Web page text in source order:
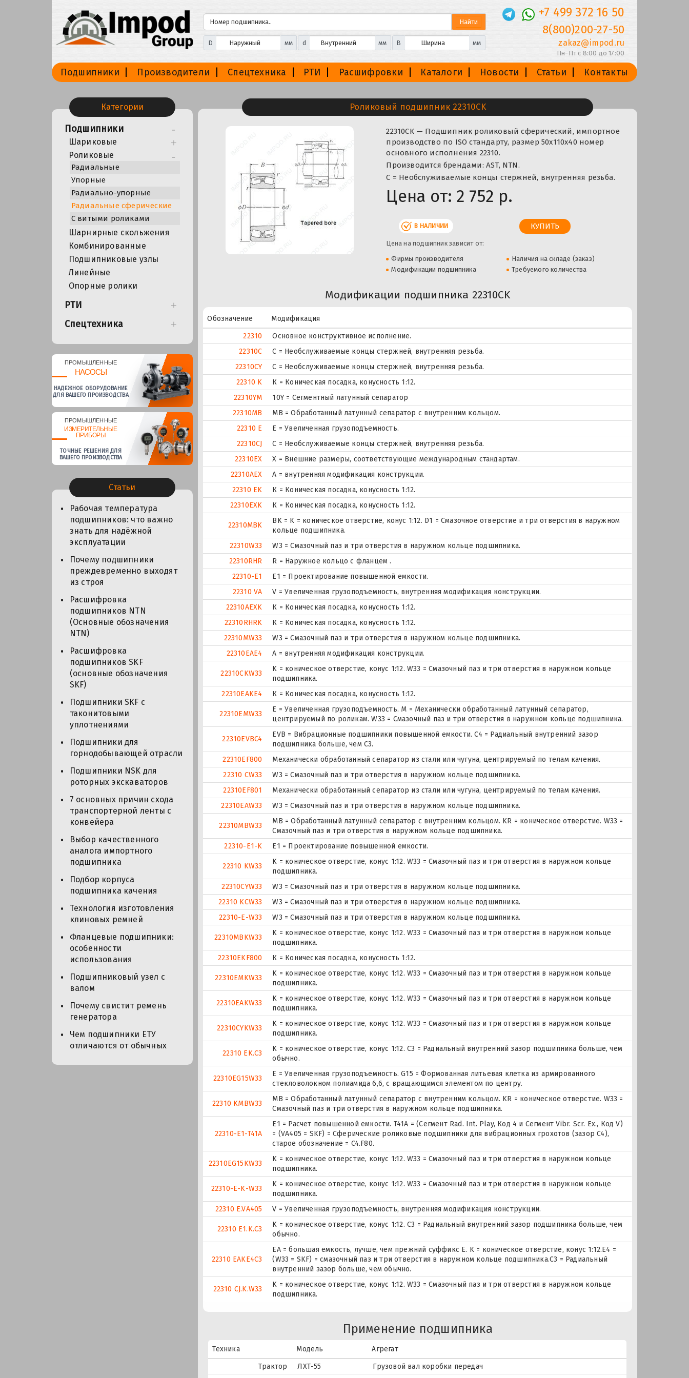
D мм d мм B мм
+7 499 372 16 50
8(800)200-27-50
zakaz@impod.ru
Пн-Пт с 8:00 до 17:00
Подшипники Производители Спецтехника РТИ Расшифровки Каталоги Новости Статьи Контакты
Категории
Подшипники
Шариковые
Роликовые
Радиальные
Упорные
Радиально-упорные
Радиальные сферические
С витыми роликами
Шарнирные скольжения
Комбинированные
Подшипниковые узлы
Линейные
Опорные ролики
РТИ
Спецтехника
ПРОМЫШЛЕННЫЕ
НАСОСЫ
НАДЕЖНОЕ ОБОРУДОВАНИЕ
ДЛЯ ВАШЕГО ПРОИЗВОДСТВА
ПРОМЫШЛЕННЫЕ
ИЗМЕРИТЕЛЬНЫЕ
ПРИБОРЫ
ТОЧНЫЕ РЕШЕНИЯ ДЛЯ
ВАШЕГО ПРОИЗВОДСТВА
Статьи
Рабочая температура
подшипников: что важно
знать для надёжной
эксплуатации
Почему подшипники
преждевременно выходят
из строя
Расшифровка
подшипников NTN
(Основные обозначения
NTN)
Расшифровка
подшипников SKF
(основные обозначения
SKF)
Подшипники SKF с
таконитовыми
уплотнениями
Подшипники для
горнодобывающей отрасли
Подшипники NSK для
роторных экскаваторов
7 основных причин схода
транспортерной ленты с
конвейера
Выбор качественного
аналога импортного
подшипника
Подбор корпуса
подшипника качения
Технология изготовления
клиновых ремней
Фланцевые подшипники:
особенности
использования
Подшипниковый узел с
валом
Почему свистит ремень
генератора
Чем подшипники ЕТУ
отличаются от обычных
Роликовый подшипник 22310CK
22310CK — Подшипник роликовый сферический, импортное
производство по ISO стандарту, размер 50x110x40 номер
основного исполнения 22310.
Производится брендами: AST, NTN.
С = Необслуживаемые концы стержней, внутренняя резьба.
Цена от: 2 752 р.
В НАЛИЧИИ
Цена на подшипник зависит от:
Фирмы производителя
Наличия на складе (заказ)
Модификации подшипника
Требуемого количества
Модификации подшипника 22310CK
Обозначение
Модификация
22310
Основное конструктивное исполнение.
22310C
С = Необслуживаемые концы стержней, внутренняя резьба.
22310CY
С = Необслуживаемые концы стержней, внутренняя резьба.
22310 K
К = Коническая посадка, конусность 1:12.
22310YM
10Y = Сегментный латунный сепаратор
22310MB
MB = Обработанный латунный сепаратор с внутренним кольцом.
22310 E
Е = Увеличенная грузоподъемность.
22310CJ
С = Необслуживаемые концы стержней, внутренняя резьба.
22310EX
X = Внешние размеры, соответствующие международным стандартам.
22310AEX
A = внутренняя модификация конструкции.
22310 EK
К = Коническая посадка, конусность 1:12.
22310EXK
К = Коническая посадка, конусность 1:12.
22310MBK
BK = K = коническое отверстие, конус 1:12. D1 = Смазочное отверстие и три отверстия в наружном
кольце подшипника.
22310W33
W3 = Смазочный паз и три отверстия в наружном кольце подшипника.
22310RHR
R = Наружное кольцо с фланцем .
22310-E1
E1 = Проектирование повышенной емкости.
22310 VA
V = Увеличенная грузоподъемность, внутренняя модификация конструкции.
22310AEXK
К = Коническая посадка, конусность 1:12.
22310RHRK
К = Коническая посадка, конусность 1:12.
22310MW33
W3 = Смазочный паз и три отверстия в наружном кольце подшипника.
22310EAE4
A = внутренняя модификация конструкции.
22310CKW33
K = коническое отверстие, конус 1:12. W33 = Смазочный паз и три отверстия в наружном кольце
подшипника.
22310EAKE4
К = Коническая посадка, конусность 1:12.
22310EMW33
E = Увеличенная грузоподъемность. М = Механически обработанный латунный сепаратор,
центрируемый по роликам. W33 = Смазочный паз и три отверстия в наружном кольце подшипника.
22310EVBC4
EVB = Вибрационные подшипники повышенной емкости. C4 = Радиальный внутренний зазор
подшипника больше, чем C3.
22310EF800
Механически обработанный сепаратор из стали или чугуна, центрируемый по телам качения.
22310 CW33
W3 = Смазочный паз и три отверстия в наружном кольце подшипника.
22310EF801
Механически обработанный сепаратор из стали или чугуна, центрируемый по телам качения.
22310EAW33
W3 = Смазочный паз и три отверстия в наружном кольце подшипника.
22310MBW33
MB = Обработанный латунный сепаратор с внутренним кольцом. KR = коническое отверстие. W33 =
Смазочный паз и три отверстия в наружном кольце подшипника.
22310-E1-K
E1 = Проектирование повышенной емкости.
22310 KW33
K = коническое отверстие, конус 1:12. W33 = Смазочный паз и три отверстия в наружном кольце
подшипника.
22310CYW33
W3 = Смазочный паз и три отверстия в наружном кольце подшипника.
22310 KCW33
W3 = Смазочный паз и три отверстия в наружном кольце подшипника.
22310-E-W33
W3 = Смазочный паз и три отверстия в наружном кольце подшипника.
22310MBKW33
K = коническое отверстие, конус 1:12. W33 = Смазочный паз и три отверстия в наружном кольце
подшипника.
22310EKF800
К = Коническая посадка, конусность 1:12.
22310EMKW33
K = коническое отверстие, конус 1:12. W33 = Смазочный паз и три отверстия в наружном кольце
подшипника.
22310EAKW33
K = коническое отверстие, конус 1:12. W33 = Смазочный паз и три отверстия в наружном кольце
подшипника.
22310CYKW33
K = коническое отверстие, конус 1:12. W33 = Смазочный паз и три отверстия в наружном кольце
подшипника.
22310 EK.C3
K = коническое отверстие, конус 1:12. C3 = Радиальный внутренний зазор подшипника больше, чем
обычно.
22310EG15W33
E = Увеличенная грузоподъемность. G15 = Формованная литьевая клетка из армированного
стекловолокном полиамида 6,6, с вращающимся элементом по центру.
22310 KMBW33
MB = Обработанный латунный сепаратор с внутренним кольцом. KR = коническое отверстие. W33 =
Смазочный паз и три отверстия в наружном кольце подшипника.
22310-E1-T41A
E1 = Расчет повышенной емкости. T41A = (Сегмент Rad. Int. Play, Код 4 и Сегмент Vibr. Scr. Ex., Код V)
= (VA405 = SKF) = Сферические роликовые подшипники для вибрационных грохотов (зазор C4),
старое обозначение = C4.F80.
22310EG15KW33
K = коническое отверстие, конус 1:12. W33 = Смазочный паз и три отверстия в наружном кольце
подшипника.
22310-E-K-W33
K = коническое отверстие, конус 1:12. W33 = Смазочный паз и три отверстия в наружном кольце
подшипника.
22310 E.VA405
V = Увеличенная грузоподъемность, внутренняя модификация конструкции.
22310 E1.K.C3
K = коническое отверстие, конус 1:12. C3 = Радиальный внутренний зазор подшипника больше, чем
обычно.
22310 EAKE4C3
EA = большая емкость, лучше, чем прежний суффикс E. K = коническое отверстие, конус 1:12.E4 =
(W33 = SKF) = смазочный паз и три отверстия в наружном кольце подшипника.C3 = Радиальный
внутренний зазор больше, чем обычно.
22310 CJ.K.W33
K = коническое отверстие, конус 1:12. W33 = Смазочный паз и три отверстия в наружном кольце
подшипника.
Применение подшипника
Техника Модель
Агрегат
Трактор
ЛХТ-55
Грузовой вал коробки передач